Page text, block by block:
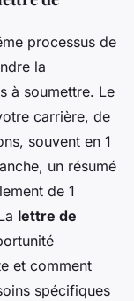
processus de
la
à soumettre. Le
carrière, de
souvent en 1
un résumé
de 1
lettre de
et comment
spécifiques